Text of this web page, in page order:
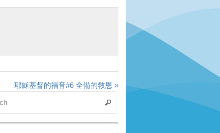
耶穌基督的福音#6 全備的救恩 »